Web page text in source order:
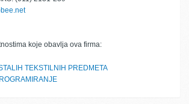
koje obavlja ova firma:
TEKSTILNIH PREDMETA